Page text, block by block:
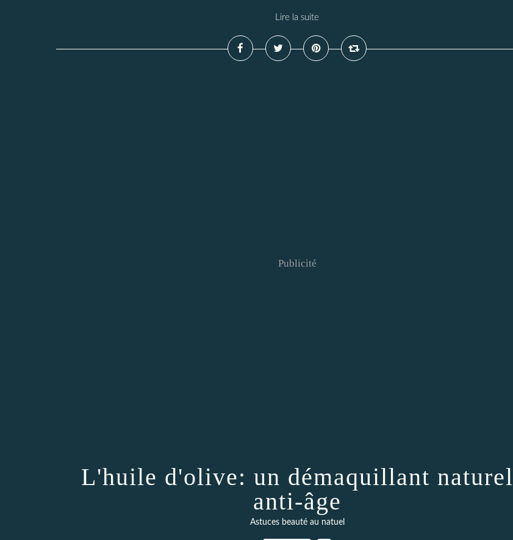
Lire la suite
Publicité
L'huile d'olive: un démaquillant naturel
anti-âge
Astuces beauté au natuel